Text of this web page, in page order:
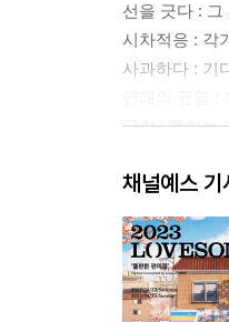
선을 긋다 : 그
시차적응 : 각
사과하다 : 기
공감 : 통하는
이해가 안 간
속이 보인다 :
뒷담화 : 부정
미안하다 : 털
비난 ：다정
채널예스 기